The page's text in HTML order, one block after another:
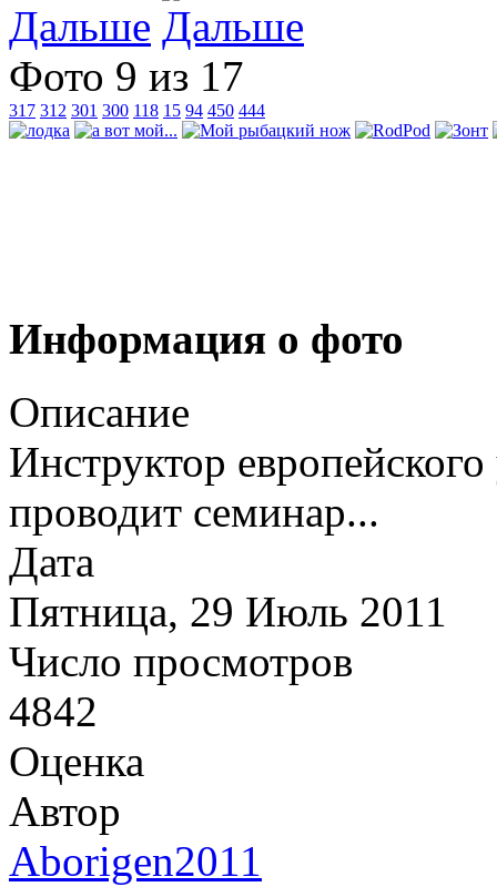
Дальше
Фото 9 из 17
317 312 301 300 118 15 94 450 444
Информация о фото
Описание
Инструктор
проводит семинар...
Дата
Пятница, 29 Июль 2011
Число просмотров
4842
Оценка
Автор
Aborigen2011